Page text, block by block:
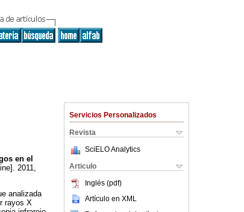
Servicios Personalizados
Revista
SciELO Analytics
Articulo
Inglés (pdf)
Artículo en XML
en el
2011,
analizada
rayos X